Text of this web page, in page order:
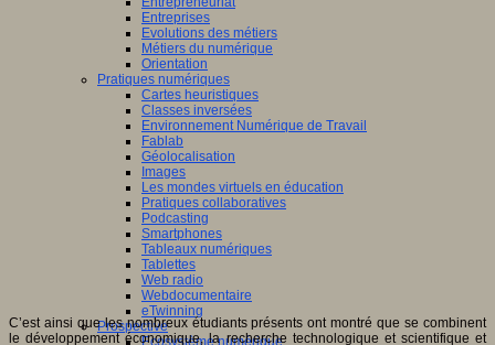
Entreprises
Evolutions des métiers
Métiers du numérique
Orientation
Pratiques numériques
Cartes heuristiques
Classes inversées
Environnement Numérique de Travail
Fablab
Géolocalisation
Images
Les mondes virtuels en éducation
Pratiques collaboratives
Podcasting
Smartphones
Tableaux numériques
Tablettes
Web radio
Webdocumentaire
eTwinning
Prospective
Ecosystème numérique
C’est ainsi que les nombreux étudiants présents ont montré que se combinent
le développement économique, la recherche technologique et scientifique et